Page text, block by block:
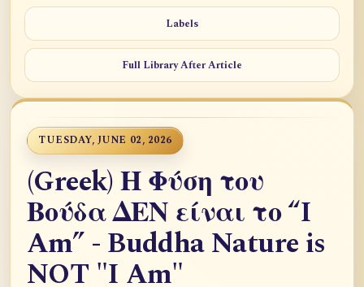
Labels
Full Library After Article
TUESDAY, JUNE 02, 2026
(Greek) Η Φύση του
Βούδα ΔΕΝ είναι το “I
Am” - Buddha Nature is
NOT "I Am"